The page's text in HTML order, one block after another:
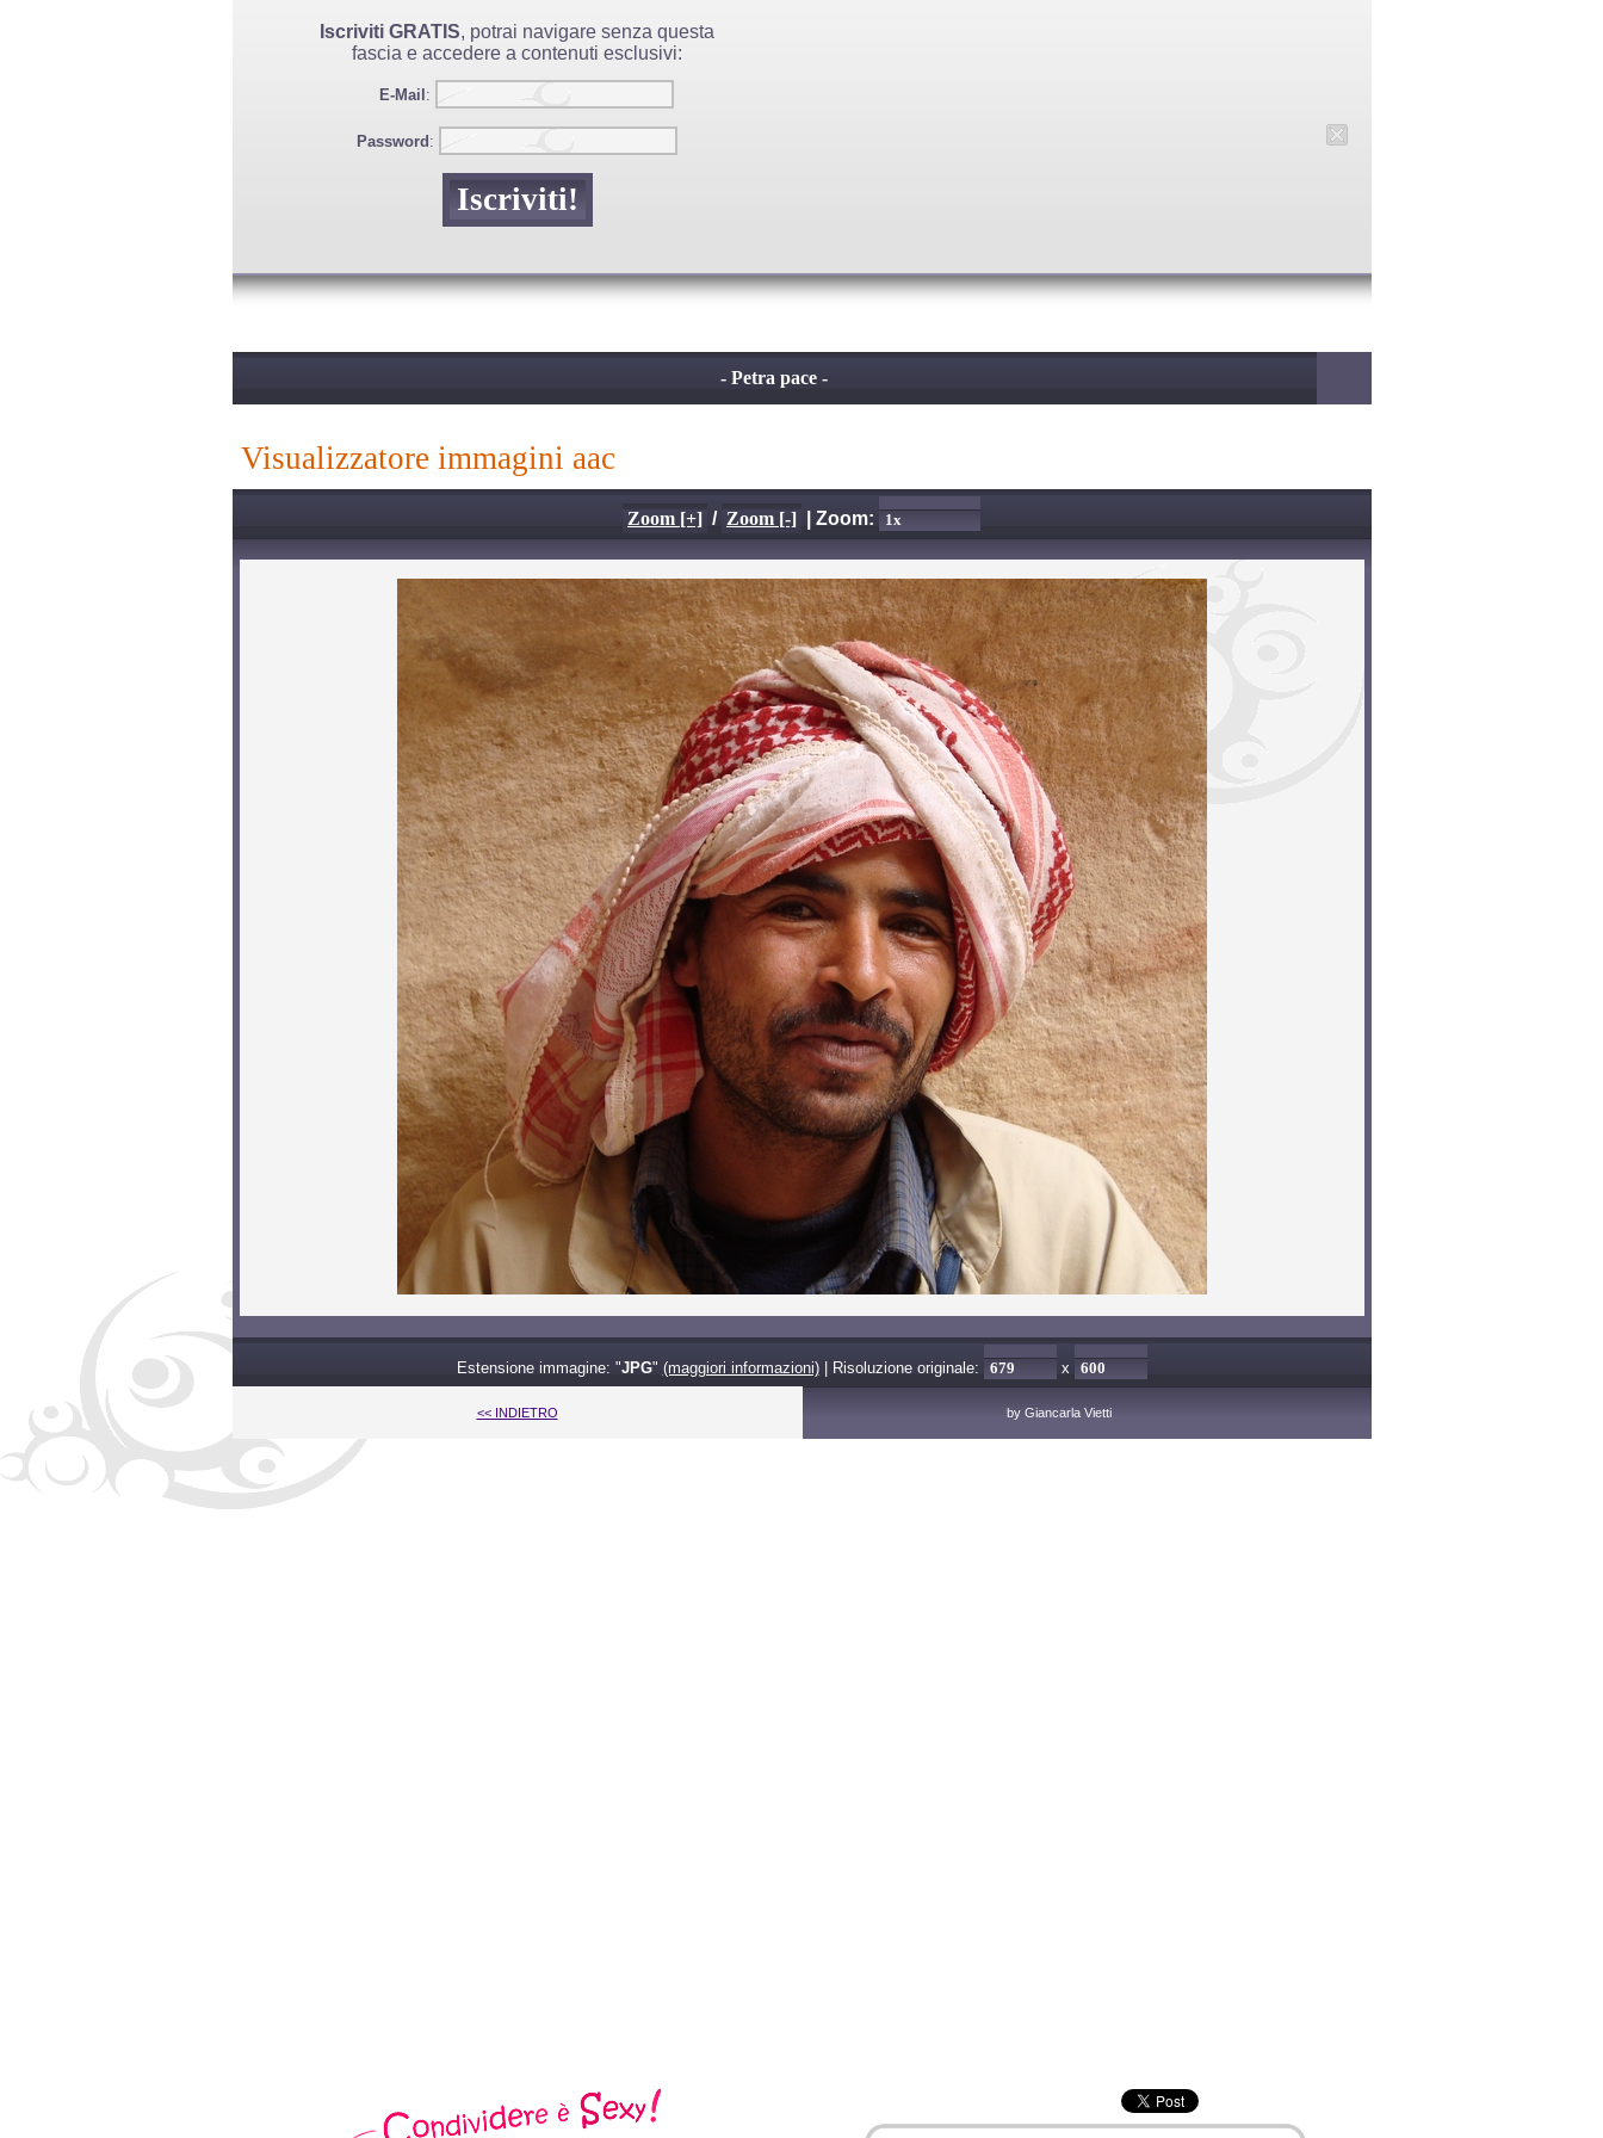
Iscriviti GRATIS, potrai navigare senza questa
fascia e accedere a contenuti esclusivi:
E-Mail :
Password :
- Petra pace -
visualizzatore immagini aac
Zoom [+] / Zoom [-] | Zoom:
Estensione immagine: "JPG" (maggiori informazioni)| Risoluzione originale: x
<< INDIETRO by Giancarla Vietti